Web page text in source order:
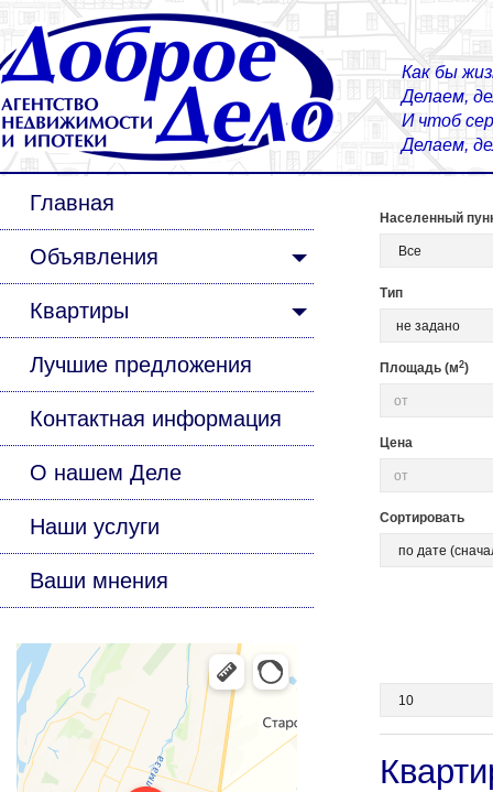
Как бы
Делаем,
И чтоб
Делаем,
Главная
Объявления
Квартиры
Лучшие предложения
Контактная информация
О нашем Деле
Наши услуги
Ваши мнения
Населенный
Тип
Площадь (м2)
Цена
Сортировать